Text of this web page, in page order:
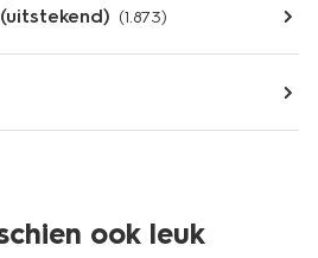
(1.873)
ook leuk
2 paar